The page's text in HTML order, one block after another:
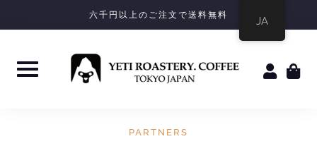
六千円以上のご注文で送料無料
PARTNERS
JA